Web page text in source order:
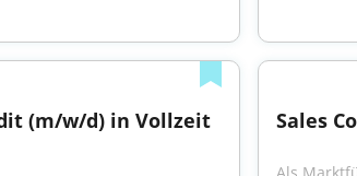
(m/w/d) in Vollzeit
Sales